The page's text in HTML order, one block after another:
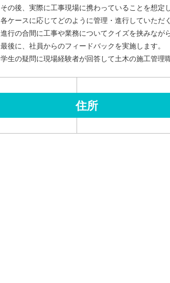
その後、実際に工事現場に携わっていることを想定
各ケースに応じてどのように管理・進行していただ
進行の合間に工事や業務についてクイズを挟みなが
最後に、社員からのフィードバックを実施します。
学生の疑問に現場経験者が回答して土木の施工管理
住所